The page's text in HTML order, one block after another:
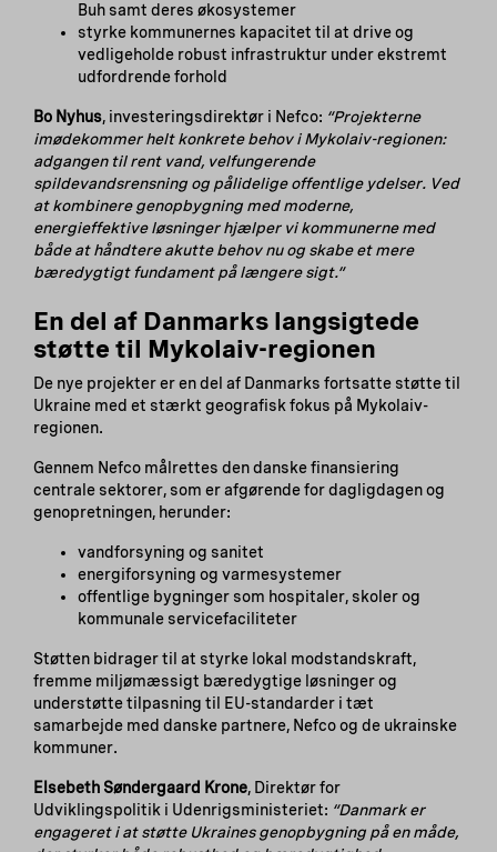
Buh samt deres økosystemer
styrke kommunernes kapacitet til at drive og
vedligeholde robust infrastruktur under ekstremt
udfordrende forhold
Bo Nyhus, investeringsdirektør i Nefco: “Projekterne
imødekommer helt konkrete behov i Mykolaiv-regionen:
adgangen til rent vand, velfungerende
spildevandsrensning og pålidelige offentlige ydelser. Ved
at kombinere genopbygning med moderne,
energieffektive løsninger hjælper vi kommunerne med
både at håndtere akutte behov nu og skabe et mere
bæredygtigt fundament på længere sigt.”
En del af Danmarks langsigtede
støtte til Mykolaiv-regionen
De nye projekter er en del af Danmarks fortsatte støtte til
Ukraine med et stærkt geografisk fokus på Mykolaiv-
regionen.
Gennem Nefco målrettes den danske finansiering
centrale sektorer, som er afgørende for dagligdagen og
genopretningen, herunder:
vandforsyning og sanitet
energiforsyning og varmesystemer
offentlige bygninger som hospitaler, skoler og
kommunale servicefaciliteter
Støtten bidrager til at styrke lokal modstandskraft,
fremme miljømæssigt bæredygtige løsninger og
understøtte tilpasning til EU-standarder i tæt
samarbejde med danske partnere, Nefco og de ukrainske
kommuner.
Elsebeth Søndergaard Krone, Direktør for
Udviklingspolitik i Udenrigsministeriet: “Danmark er
engageret i at støtte Ukraines genopbygning på en måde,